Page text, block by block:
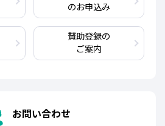
のお申込み
賛助登録の
ご案内
お問い合わせ